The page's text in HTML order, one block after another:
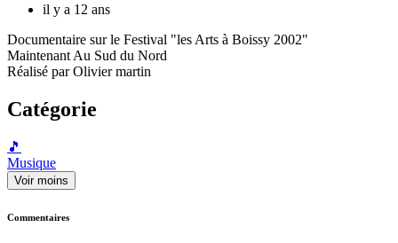
il y a 12 ans
Documentaire sur le Festival "les Arts à Boissy 2002"
Maintenant Au Sud du Nord
Réalisé par Olivier martin
Catégorie
🎵
Musique
Voir moins
Commentaires